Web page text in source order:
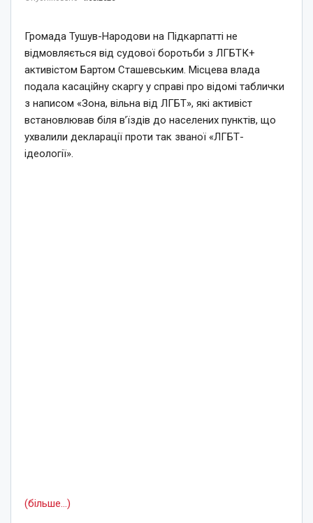
Громада Тушув-Народови на Підкарпатті не
відмовляється від судової боротьби з ЛГБТК+
активістом Бартом Сташевським. Місцева влада
подала касаційну скаргу у справі про відомі таблички
з написом «Зона, вільна від ЛГБТ», які активіст
встановлював біля в’їздів до населених пунктів, що
ухвалили декларації проти так званої «ЛГБТ-
ідеології».
(більше…)